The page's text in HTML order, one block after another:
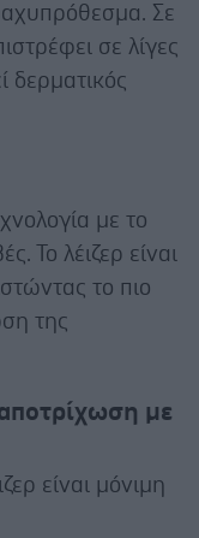
Σε
σε λίγες
δερματικός
με το
Το λέιζερ είναι
το πιο
της
με
είναι μόνιμη